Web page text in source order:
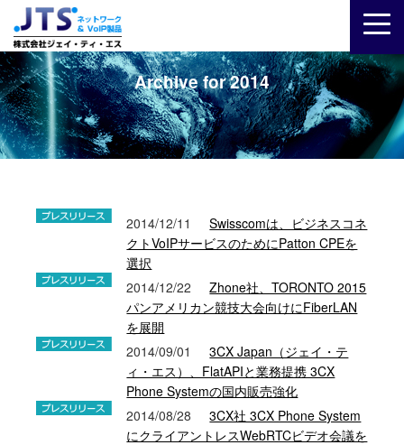
Archive for 2014
2014/12/11
Swisscomは、ビジネスコネ
クトVoIPサービスのためにPatton CPEを
選択
2014/12/22
Zhone社、TORONTO 2015
パンアメリカン競技大会向けにFiberLAN
を展開
2014/09/01
3CX Japan（ジェイ・テ
ィ・エス）、FlatAPIと業務提携 3CX
Phone Systemの国内販売強化
2014/08/28
3CX社 3CX Phone System
にクライアントレスWebRTCビデオ会議を